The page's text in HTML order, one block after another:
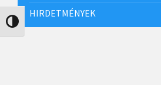
Nagy kontraszt váltása
HIRDETMÉNYEK